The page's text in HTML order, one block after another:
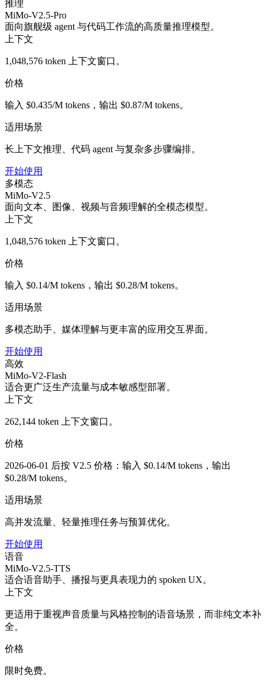
推理
MiMo-V2.5-Pro
面向旗舰级 agent 与代码工作流的高质量推理模型。
上下文
1,048,576 token 上下文窗口。
价格
输入 $0.435/M tokens，输出 $0.87/M tokens。
适用场景
长上下文推理、代码 agent 与复杂多步骤编排。
开始使用
多模态
MiMo-V2.5
面向文本、图像、视频与音频理解的全模态模型。
上下文
1,048,576 token 上下文窗口。
价格
输入 $0.14/M tokens，输出 $0.28/M tokens。
适用场景
多模态助手、媒体理解与更丰富的应用交互界面。
开始使用
高效
MiMo-V2-Flash
适合更广泛生产流量与成本敏感型部署。
上下文
262,144 token 上下文窗口。
价格
2026-06-01 后按 V2.5 价格：输入 $0.14/M tokens，输出
$0.28/M tokens。
适用场景
高并发流量、轻量推理任务与预算优化。
开始使用
语音
MiMo-V2.5-TTS
适合语音助手、播报与更具表现力的 spoken UX。
上下文
更适用于重视声音质量与风格控制的语音场景，而非纯文本补
全。
价格
限时免费。